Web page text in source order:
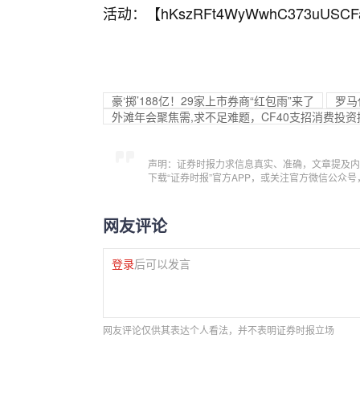
活动：【
豪‘掷’188亿！29家上市券商“红包雨”来了
罗
外滩年会聚焦需,求不足难题，CF40支招消费投
声明：证券时报力求信息真实、准确，文章提及
下载“证券时报”官方APP，或关注官方微信公众
网友评论
登录后可以发言
网友评论仅供其表达个人看法，并不表明证券时报立场